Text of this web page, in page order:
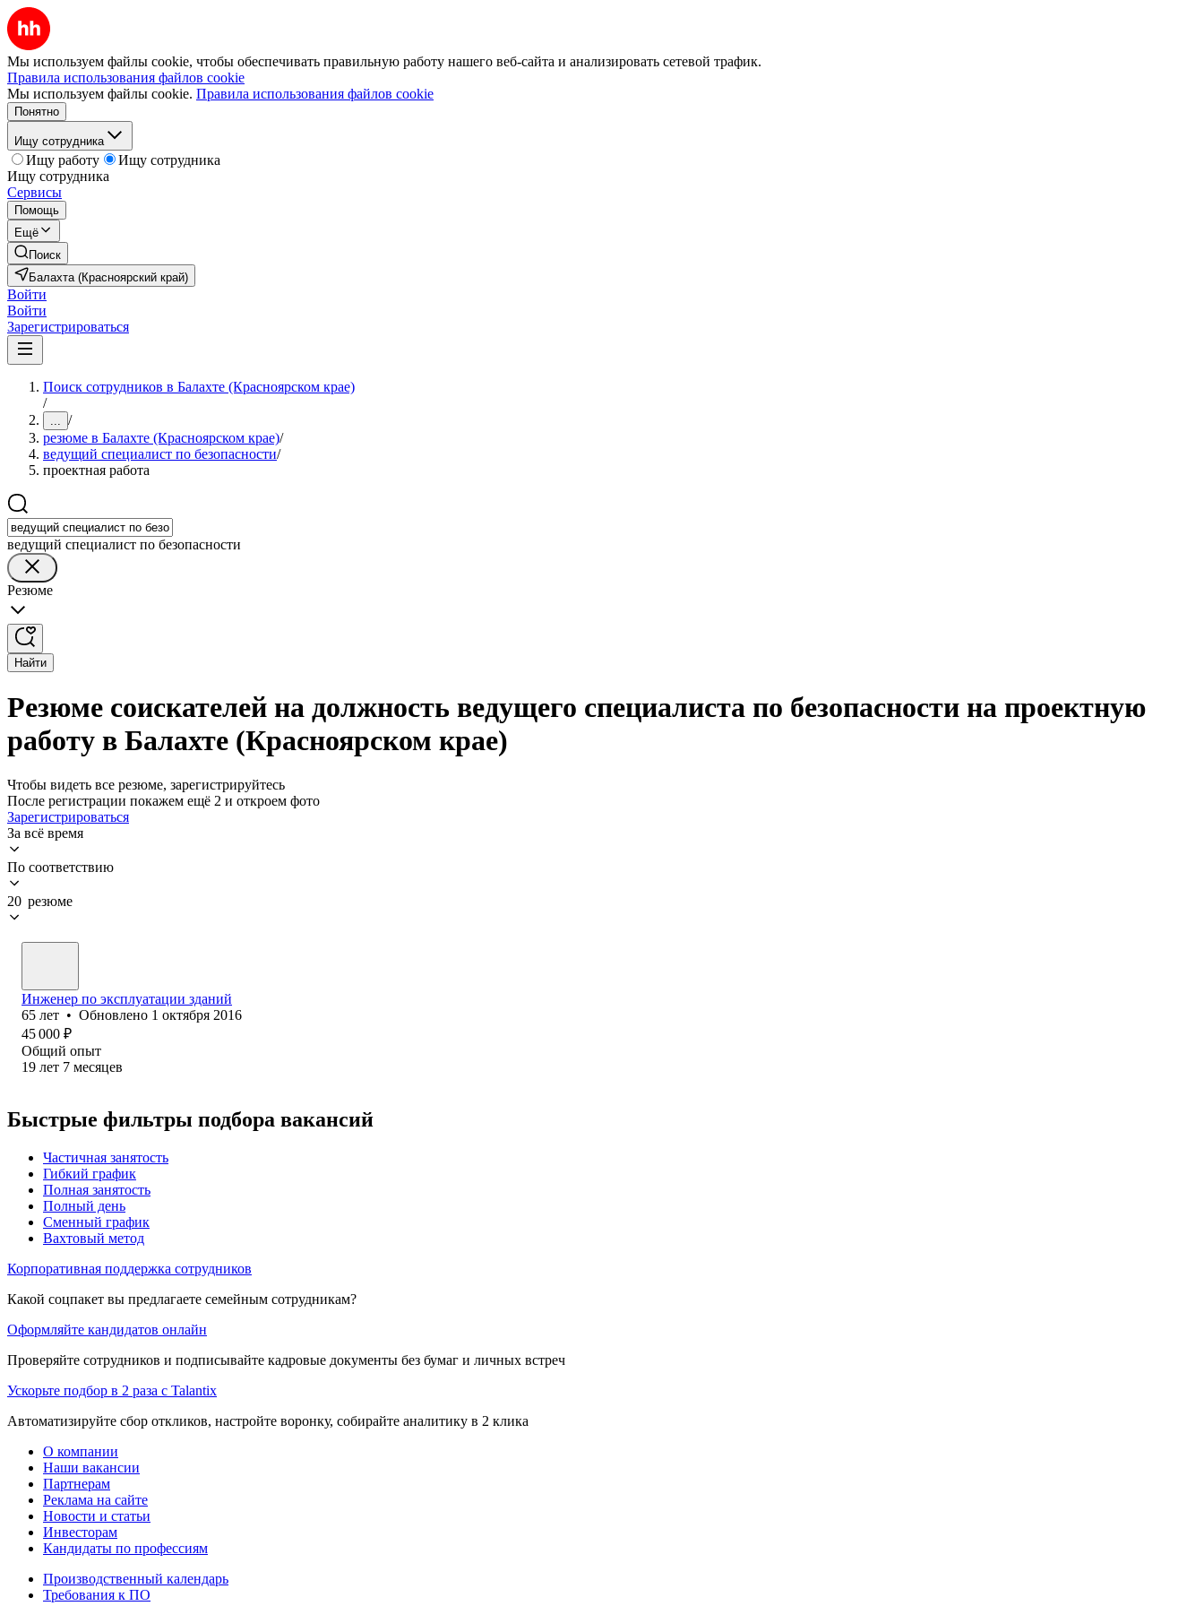
Мы используем файлы cookie, чтобы обеспечивать правильную работу нашего веб-сайта и анализировать сетевой трафик.
Правила использования файлов cookie
Мы используем файлы cookie. Правила использования файлов cookie
Понятно
Ищу сотрудника
Ищу работу
Ищу сотрудника
Ищу сотрудника
Сервисы
Помощь
Ещё
Поиск
Балахта (Красноярский край)
Войти
Войти
Зарегистрироваться
Поиск сотрудников в Балахте (Красноярском крае)
/
... /
резюме в Балахте (Красноярском крае)/
ведущий специалист по безопасности/
проектная работа
ведущий специалист по безопасности
Резюме
Найти
Резюме соискателей на должность ведущего специалиста по безопасности на проектную
работу в Балахте (Красноярском крае)
Чтобы видеть все резюме, зарегистрируйтесь
После регистрации покажем ещё 2 и откроем фото
Зарегистрироваться
За всё время
По соответствию
20 резюме
Инженер по эксплуатации зданий
65 лет • Обновлено 1 октября 2016
45 000 ₽
Общий опыт
19 лет 7 месяцев
Быстрые фильтры подбора вакансий
Частичная занятость
Гибкий график
Полная занятость
Полный день
Сменный график
Вахтовый метод
Корпоративная поддержка сотрудников
Какой соцпакет вы предлагаете семейным сотрудникам?
Оформляйте кандидатов онлайн
Проверяйте сотрудников и подписывайте кадровые документы без бумаг и личных встреч
Ускорьте подбор в 2 раза с Talantix
Автоматизируйте сбор откликов, настройте воронку, собирайте аналитику в 2 клика
О компании
Наши вакансии
Партнерам
Реклама на сайте
Новости и статьи
Инвесторам
Кандидаты по профессиям
Производственный календарь
Требования к ПО